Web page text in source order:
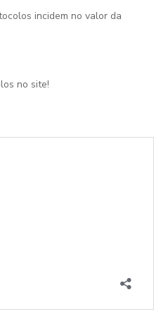
incidem no valor da
no site!